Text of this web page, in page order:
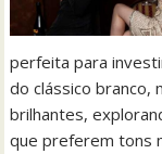
perfeita para
do clássico branco,
brilhantes,
que preferem tons